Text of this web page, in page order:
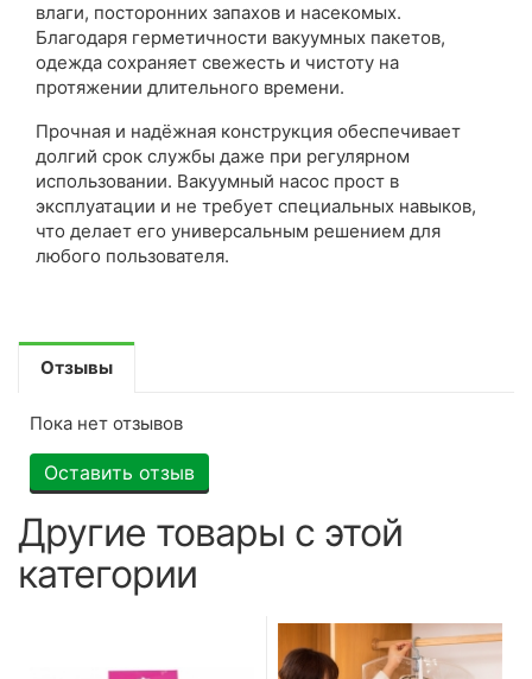
влаги, посторонних запахов и насекомых.
Благодаря герметичности вакуумных пакетов,
одежда сохраняет свежесть и чистоту на
протяжении длительного времени.
Прочная и надёжная конструкция обеспечивает
долгий срок службы даже при регулярном
использовании. Вакуумный насос прост в
эксплуатации и не требует специальных навыков,
что делает его универсальным решением для
любого пользователя.
Отзывы
Пока нет отзывов
Оставить отзыв
Другие товары с этой
категории